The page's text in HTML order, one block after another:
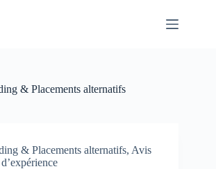
& Placements alternatifs
& Placements alternatifs, Avis